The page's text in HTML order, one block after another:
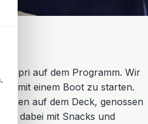
Capri auf dem Programm. Wir
mit einem Boot zu starten.
auf dem Deck, genossen
dabei mit Snacks und